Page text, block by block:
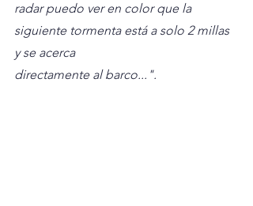
radar puedo ver en color que la
siguiente tormenta está a solo 2 millas
y se acerca
directamente al barco...".